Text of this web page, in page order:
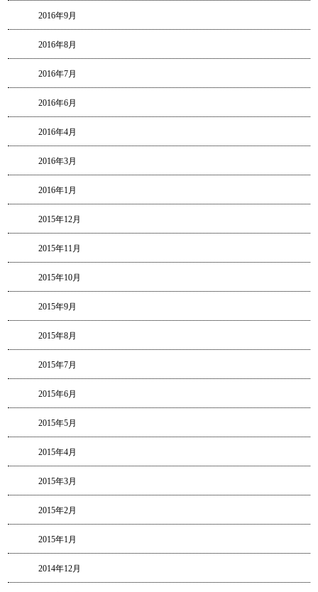
2016年9月
2016年8月
2016年7月
2016年6月
2016年4月
2016年3月
2016年1月
2015年12月
2015年11月
2015年10月
2015年9月
2015年8月
2015年7月
2015年6月
2015年5月
2015年4月
2015年3月
2015年2月
2015年1月
2014年12月